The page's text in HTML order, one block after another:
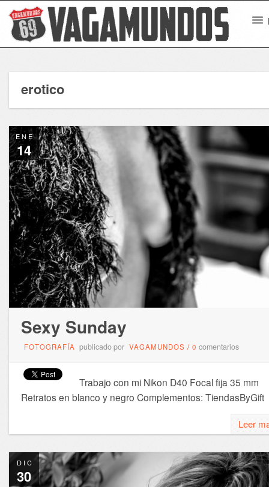
erotico
ENE
14
Sexy Sunday
FOTOGRAFÍA publicado por VAGAMUNDOS / 0 comentarios
Trabajo con mi Nikon D40 Focal fija 35 mm
Retratos en blanco y negro Complementos: TiendasByGift
Leer
DIC
30